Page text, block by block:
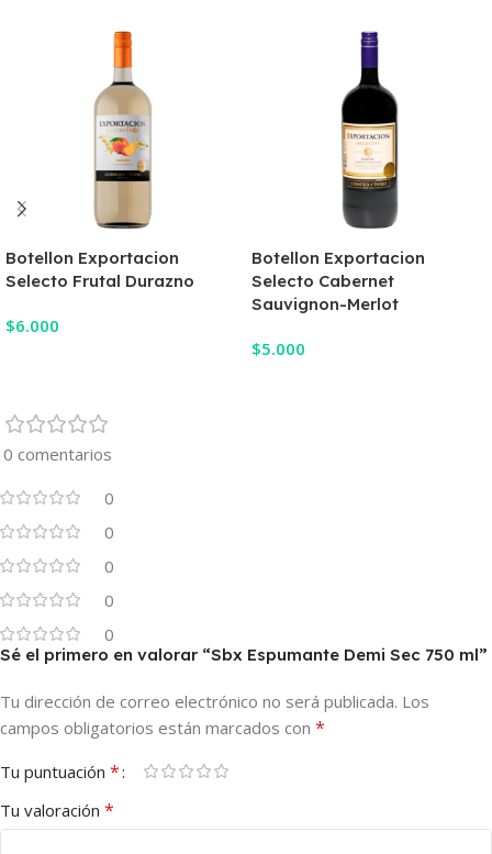
Botellon Exportacion
Selecto Frutal Durazno
$6.000
Botellon Exportacion
Selecto Cabernet
Sauvignon-Merlot
$5.000
0 comentarios
0
0
0
0
0
Sé el primero en valorar “Sbx Espumante Demi Sec 750 ml”
Tu dirección de correo electrónico no será publicada. Los
campos obligatorios están marcados con *
Tu puntuación *
Tu valoración *